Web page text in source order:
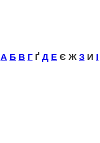
А Б В Г ҐД ЕЄ ЖЗ И І